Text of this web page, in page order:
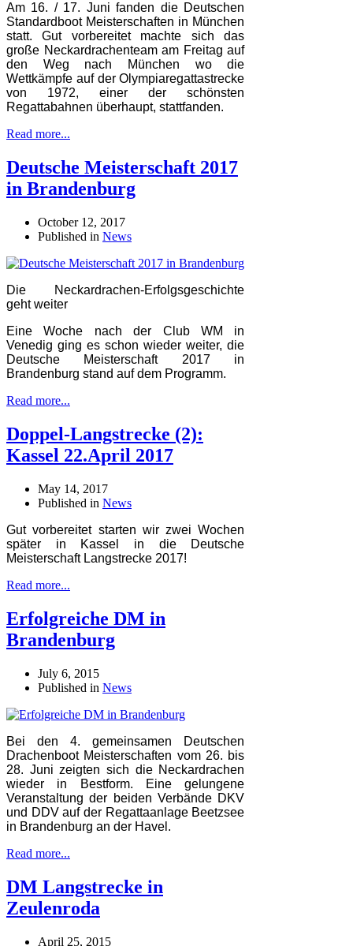
Am 16. / 17. Juni fanden die Deutschen
Standardboot Meisterschaften in München
statt. Gut vorbereitet machte sich das
große Neckardrachenteam am Freitag auf
den Weg nach München wo die
Wettkämpfe auf der Olympiaregattastrecke
von 1972, einer der schönsten
Regattabahnen überhaupt, stattfanden.
Read more...
Deutsche Meisterschaft 2017
in Brandenburg
October 12, 2017
Published in News
Die Neckardrachen-Erfolgsgeschichte
geht weiter
Eine Woche nach der Club WM in
Venedig ging es schon wieder weiter, die
Deutsche Meisterschaft 2017 in
Brandenburg stand auf dem Programm.
Read more...
Doppel-Langstrecke (2):
Kassel 22.April 2017
May 14, 2017
Published in News
Gut vorbereitet starten wir zwei Wochen
später in Kassel in die Deutsche
Meisterschaft Langstrecke 2017!
Read more...
Erfolgreiche DM in
Brandenburg
July 6, 2015
Published in News
Bei den 4. gemeinsamen Deutschen
Drachenboot Meisterschaften vom 26. bis
28. Juni zeigten sich die Neckardrachen
wieder in Bestform. Eine gelungene
Veranstaltung der beiden Verbände DKV
und DDV auf der Regattaanlage Beetzsee
in Brandenburg an der Havel.
Read more...
DM Langstrecke in
Zeulenroda
April 25, 2015